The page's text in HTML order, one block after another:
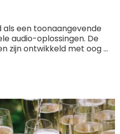
een toonaangevende
audio-oplossingen. De
zijn ontwikkeld met oog ...